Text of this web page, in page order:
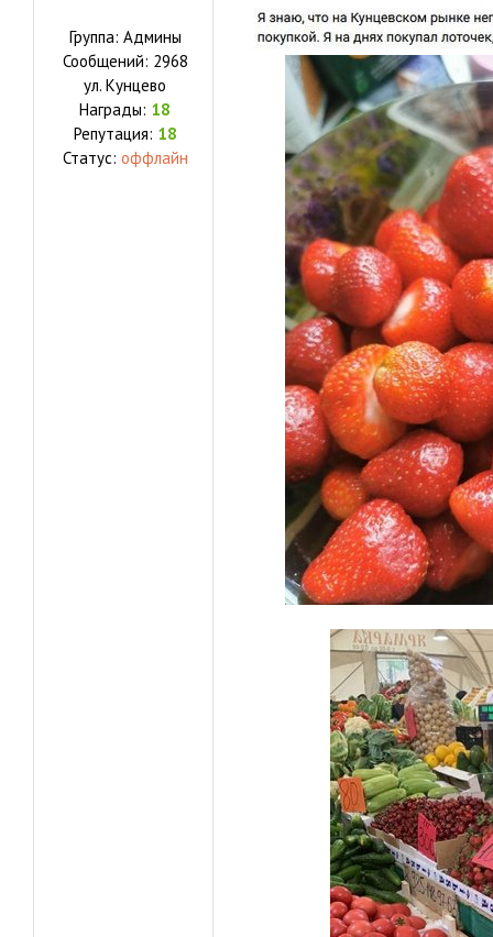
Группа: Админы
Сообщений: 2968
ул. Кунцево
Награды: 18
Репутация: 18
Статус: оффлайн